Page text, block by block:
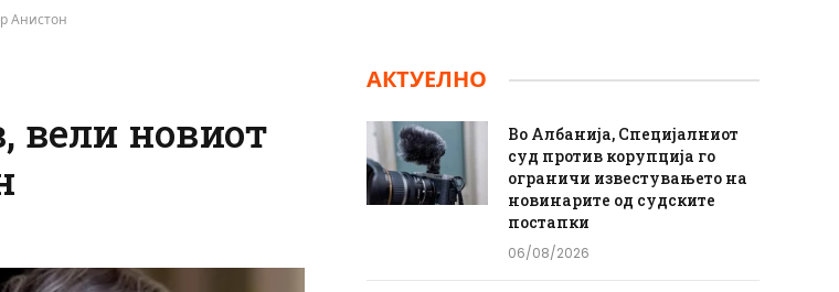
Анистон
вели новиот
АКТУЕЛНО
Во Албанија, Специјалниот
суд против корупција го
ограничи известувањето на
новинарите од судските
постапки
06/08/2026